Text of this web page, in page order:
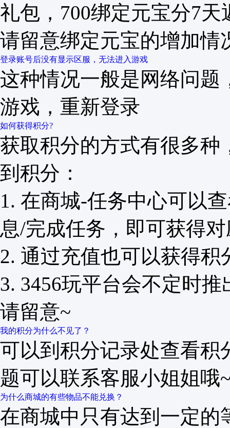
礼包，700绑定元宝分7
请留意绑定元宝的增加情
登录账号后没有显示区服，无法进入游戏
这种情况一般是网络问题
游戏，重新登录
如何获得积分?
获取积分的方式有很多种
到积分：
1. 在商城-任务中心可以
息/完成任务，即可获得
2. 通过充值也可以获得
3. 3456玩平台会不定时
请留意~
我的积分为什么不见了？
可以到积分记录处查看积
题可以联系客服小姐姐哦
为什么商城的有些物品不能兑换？
在商城中只有达到一定的